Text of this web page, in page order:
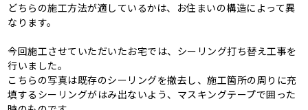
どちらの施工方法が適しているかは、お住まいの構造によって異
なります。
今回施工させていただいたお宅では、シーリング打ち替え工事を
行いました。
こちらの写真は既存のシーリングを撤去し、施工箇所の周りに充
填するシーリングがはみ出ないよう、マスキングテープで囲った